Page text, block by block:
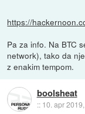
https://
Pa za info. Na BTC
network), tako da
z enakim tempom.
boolsheat
:: 10. apr